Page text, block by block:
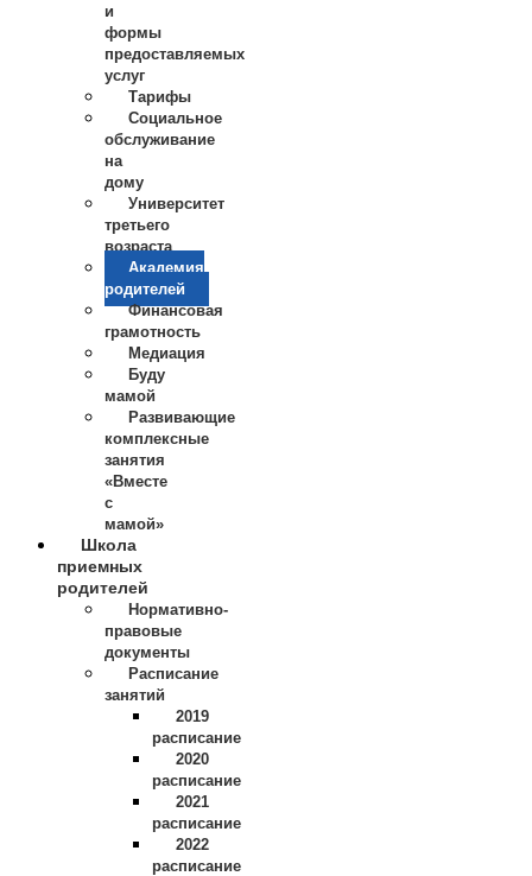
и
формы
предоставляемых
услуг
Тарифы
Социальное
обслуживание
на
дому
Университет
третьего
возраста
Академия
родителей
Финансовая
грамотность
Медиация
Буду
мамой
Развивающие
комплексные
занятия
«Вместе
с
мамой»
Школа
приемных
родителей
Нормативно-
правовые
документы
Расписание
занятий
2019
расписание
2020
расписание
2021
расписание
2022
расписание